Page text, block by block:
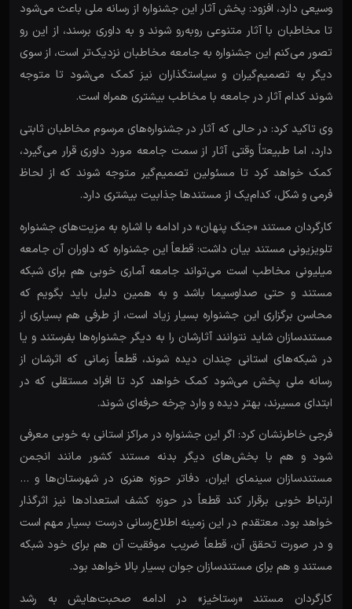
وسیعی دارد، افزود: پخش آثار این جشنواره از رسانه ملی باعث می‌شود
تا مخاطبان با آثار متنوعی روبه‌رو شوند و به داوری برسند، از این رو
تصور می‌‎کنم این جشنواره به جامعه مخاطبان نزدیک‌تر است، از سوی
دیگر به تصمیم‌گیران و سیاستگذاران نیز کمک می‌شود تا متوجه
شوند کدام آثار در جامعه با مخاطب بیشتری همراه است.
وی تاکید کرد: در حالی که آثار در جشنواره‌های مرسوم مخاطبان ثابتی
دارد، اما طبیعتاً وقتی آثار از سمت جامعه مورد داوری قرار می‌گیرد،
کمک خواهد کرد تا مسئولین تصمیم‌گیر متوجه شوند که از لحاظ
فرمی و شکل، کدام‌یک از مستندها جذابیت بیشتری دارد.
کارگردان مستند «جنگ پنهان» در ادامه با اشاره به مزیت‌های جشنواره
تلویزیونی مستند بیان داشت: قطعاً این جشنواره که داوران آن جامعه
میلیونی مخاطب است می‌تواند جامعه آماری خوبی هم برای شبکه
مستند و حتی صداوسیما باشد و به همین دلیل باید بگویم که
محاسن برگزاری این جشنواره بسیار زیاد است، از طرفی هم بسیاری از
مستندسازان شاید نتوانند آثارشان را به دیگر جشنواره‌ها بفرستند و یا
در شبکه‌های استانی چندان دیده شوند، قطعاً زمانی که اثرشان از
رسانه ملی پخش می‌شود کمک خواهد کرد تا افراد مستقلی که در
ابتدای مسیرند، بهتر دیده و وارد چرخه حرفه‌ای شوند.
فرجی خاطرنشان کرد: اگر این جشنواره در مراکز استانی به خوبی معرفی
شود و هم با بخش‌های دیگر بدنه مستند کشور مانند انجمن
مستندسازان سینمای ایران، دفاتر حوزه هنری در شهرستان‌ها و …
ارتباط خوبی برقرار کند قطعاً در حوزه کشف استعدادها نیز اثرگذار
خواهد بود. معتقدم در این زمینه اطلاع‌رسانی درست بسیار مهم است
و در صورت تحقق آن، قطعاً ضریب موفقیت آن هم برای خود شبکه
مستند و هم برای مستندسازان جوان بسیار بالا خواهد بود.
کارگردان مستند «رستاخیز» در ادامه صحبت‌هایش به رشد